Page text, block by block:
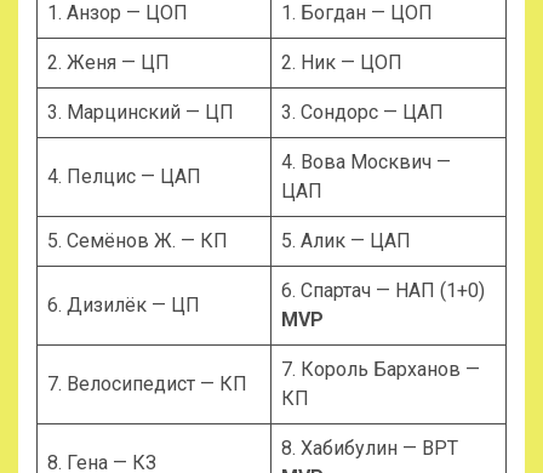
1. Анзор — ЦОП 1. Богдан — ЦОП
2. Женя — ЦП 2. Ник — ЦОП
3. Марцинский — ЦП 3. Сондорс — ЦАП
4. Пелцис — ЦАП
4. Вова Москвич —
ЦАП
5. Семёнов Ж. — КП 5. Алик — ЦАП
6. Дизилёк — ЦП
6. Спартач — НАП (1+0)
MVP
7. Велосипедист — КП
7. Король Барханов —
КП
8. Гена — КЗ
8. Хабибулин — ВРТ